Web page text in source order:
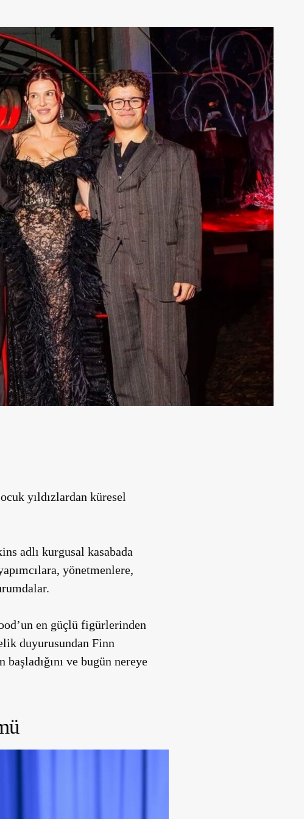
yıldızlardan küresel
adlı kurgusal kasabada
yönetmenlere,
en güçlü figürlerinden
duyurusundan Finn
ve bugün nereye